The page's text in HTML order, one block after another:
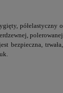
półelastyczny o
polerowanej
bezpieczna, trwała,